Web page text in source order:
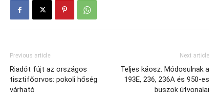
Previous article
Riadót fújt az országos
tisztifőorvos: pokoli hőség
várható
Next article
Teljes káosz. Módosulnak a
193E, 236, 236A és 950-es
buszok útvonalai